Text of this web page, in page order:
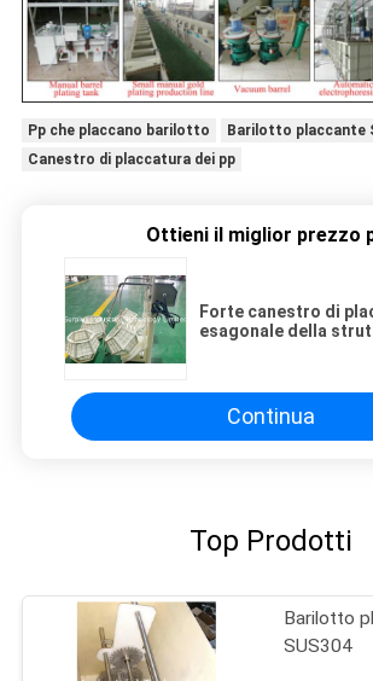
Pp che placcano barilotto
Barilotto placcante
Canestro di placcatura dei pp
Ottieni il miglior prezzo
Forte canestro di
esagonale della
Continua
Top Prodotti
Barilotto
SUS304